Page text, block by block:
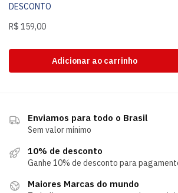
DESCONTO
R$ 159,00
Adicionar ao carrinho
Enviamos para todo o Brasil
Sem valor mínimo
10% de desconto
Ganhe 10% de desconto para
Maiores Marcas do mundo